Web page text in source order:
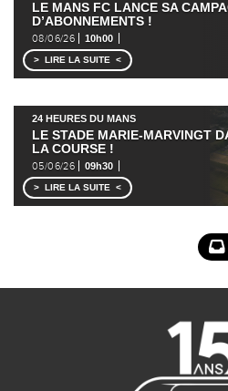
LE MANS FC LANCE SA
D’ABONNEMENTS !
08/06/26 10h00
LIRE LA SUITE
24 HEURES DU MANS
LE STADE MARIE-MARVINGT
LA COURSE !
05/06/26 09h30
LIRE LA SUITE